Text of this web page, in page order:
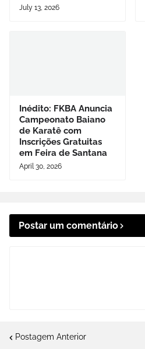
July 13, 2026
Inédito: FKBA Anuncia
Campeonato Baiano
de Karatê com
Inscrições Gratuitas
em Feira de Santana
April 30, 2026
Postar um comentário
Postagem Anterior